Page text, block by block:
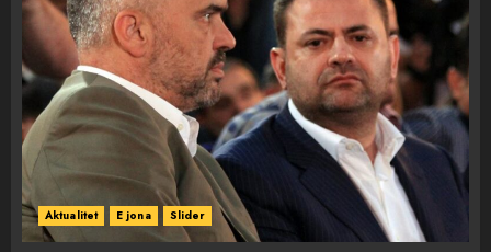
Aktualitet E jona Slider